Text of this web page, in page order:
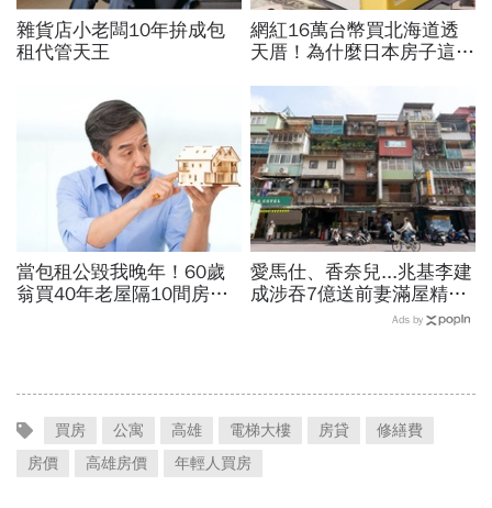
雜貨店小老闆10年拚成包
租代管天王
網紅16萬台幣買北海道透
天厝！為什麼日本房子這麼
錢坑：賣不掉才是真災難
當包租公毀我晚年！60歲
翁買40年老屋隔10間房，
愛馬仕、香奈兒...兆基李建
成涉吞7億送前妻滿屋精
品，遭羈押禁見！宏碁李文
Ads by
買房 公寓 高雄 電梯大樓 房貸
修繕費
房價
高雄房價 年輕人買房